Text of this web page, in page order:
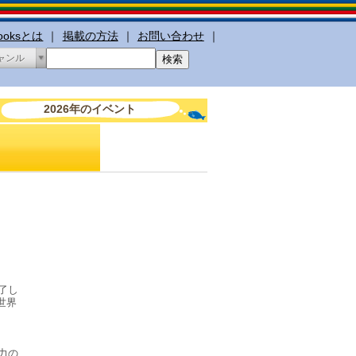
とは ｜ 掲載の方法 ｜ お問い合わせ ｜
ンル
2026年のイベント
し
界
の